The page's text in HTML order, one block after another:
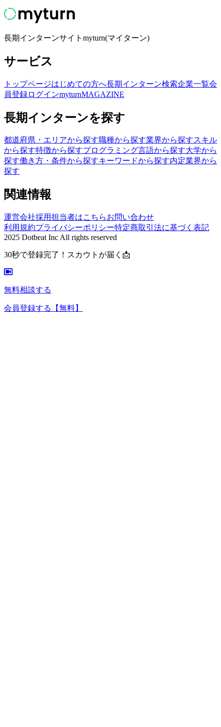
長期インターンサイトmyturn(マイターン)
サービス
トップページはじめての方へ長期インターン検索企業一覧会
員登録ログインmyturnMAGAZINE
長期インターンを探す
都道府県・エリアから探す職種から探す業界から探すスキル
から探す特徴から探すプログラミング言語から探す大学から
探す働き方・条件から探すキーワードから探す内定業界から
探す
関連情報
運営会社採用担当者はこちらお問い合わせ
利用規約プライバシーポリシー特定商取引法に基づく表記
2025 Dotbeat Inc All rights reserved
30秒で登録完了！スカウトが届く📩
無料相談する
会員登録する 【無料】